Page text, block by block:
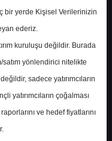
bir yerde Kişisel Verilerinizin
ederiz.
kuruluşu değildir. Burada
yönlendirici nitelikte
sadece yatırımcıların
yatırımcıların çoğalması
ve hedef fiyatlarını